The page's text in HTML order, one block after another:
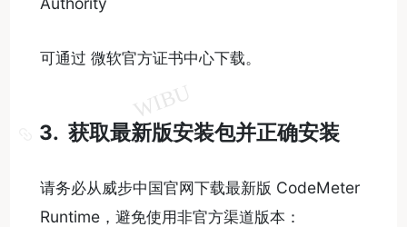
可通过 微软官方证书中心下载。
3. 获取最新版安装包并正确安装
请务必从威步中国官网下载最新版 CodeMeter
Runtime，避免使用非官方渠道版本：